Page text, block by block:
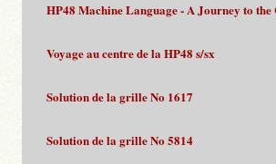
HP48 Machine Language - A Journey to the
Voyage au centre de la HP48 s/sx
Solution de la grille No 1617
Solution de la grille No 5814